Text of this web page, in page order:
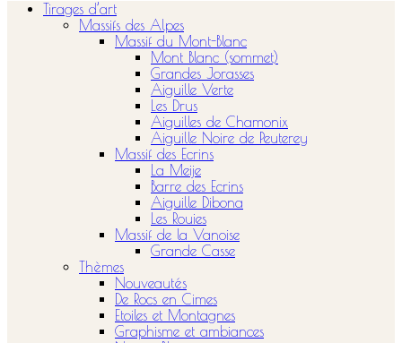
Tirages d’art
Massifs des Alpes
Massif du Mont-Blanc
Mont Blanc (sommet)
Grandes Jorasses
Aiguille Verte
Les Drus
Aiguilles de Chamonix
Aiguille Noire de Peuterey
Massif des Ecrins
La Meije
Barre des Ecrins
Aiguille Dibona
Les Rouies
Massif de la Vanoise
Grande Casse
Thèmes
Nouveautés
De Rocs en Cimes
Etoiles et Montagnes
Graphisme et ambiances